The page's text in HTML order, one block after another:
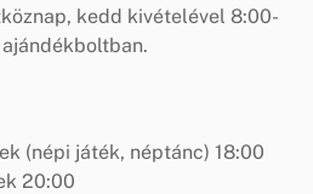
kedd kivételével 8:00-
(népi játék, néptánc) 18:00
20:00